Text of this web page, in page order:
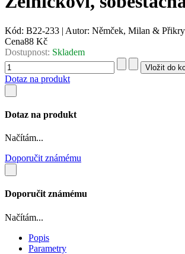
Kód: B22-233 | Autor: Němček, Milan &
Cena88 Kč
Dostupnost: Skladem
Dotaz na produkt
Dotaz na produkt
Načítám...
Doporučit známému
Doporučit známému
Načítám...
Popis
Parametry